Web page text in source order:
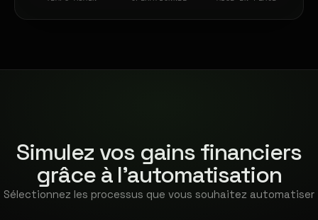
Simulez vos gains financiers
grâce à l'automatisation
Sélectionnez les processus que vous souhaitez automatiser